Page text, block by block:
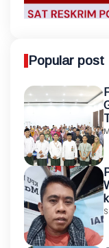
Popular post